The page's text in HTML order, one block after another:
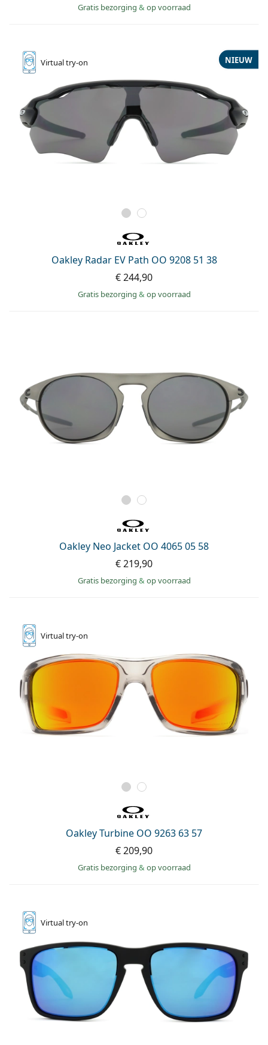
Gratis bezorging & op voorraad
Virtualtry-on
Oakley Radar EV Path OO 9208 51 38
NIEUW
€ 244,90
Gratis bezorging & op voorraad
Oakley Neo Jacket OO 4065 05 58
€ 219,90
Gratis bezorging & op voorraad
Virtualtry-on
Oakley Turbine OO 9263 63 57
€ 209,90
Gratis bezorging & op voorraad
Virtualtry-on